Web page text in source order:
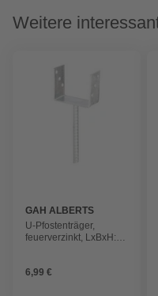
Weitere
GAH ALBERTS
U-Pfostenträger,
feuerverzinkt, LxBxH:
6,99 €